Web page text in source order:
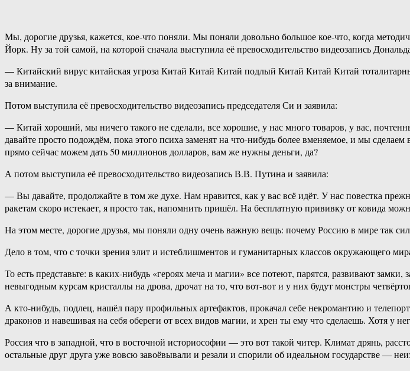
Мы, дорогие друзья, кажется, кое-что поняли. Мы поняли довольно большое кое-что, когда
Йорк. Ну за той самой, на которой сначала выступила её превосходительство видеозапись
— Китайский вирус китайская угроза Китай Китай Китай подлый Китай Китай Китай
за внимание.
Потом выступила её превосходительство видеозапись председателя Си и заявила:
— Китай хороший, мы ничего такого не сделали, все хорошие, у нас много товаров, у вас,
давайте просто подождём, пока этого психа заменят на что-нибудь более вменяемое, и мы
прямо сейчас можем дать 50 миллионов долларов, вам же нужны деньги, да?
А потом выступила её превосходительство видеозапись В.В. Путина и заявила:
— Вы давайте, продолжайте в том же духе. Нам нравится, как у вас всё идёт. У нас повестка
ракетам скоро истекает, я просто так, напомнить пришёл. На бесплатную прививку от ковида
На этом месте, дорогие друзья, мы поняли одну очень важную вещь: почему Россию в мире так
Дело в том, что с точки зрения элит и истеблишментов и гуманитарных классов окружающего
То есть представьте: в каких-нибудь «героях меча и магии» все потеют, парятся, развивают
невыгодным курсам кристаллы на дрова, дрочат на то, что вот-вот и у них будут монстры
А кто-нибудь, подлец, нашёл пару профильных артефактов, прокачал себе некромантию и
драконов и навешивая на себя обереги от всех видов магии, и хрен ты ему что сделаешь. Хотя у
Россия что в западной, что в восточной историософии — это вот такой читер. Климат дрянь,
остальные друг друга уже вовсю завоёвывали и резали и спорили об идеальном государстве —